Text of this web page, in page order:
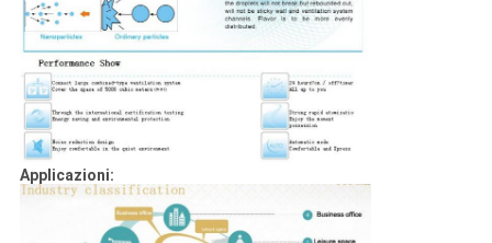
Applicazioni: